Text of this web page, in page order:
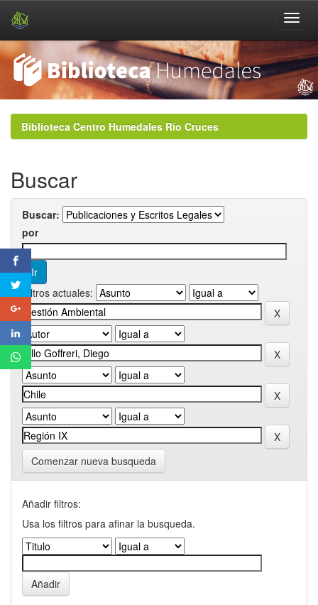
navigationBiblioteca Centro Humedales Río Cruces
Buscar
Buscar:
por
Filtros actuales:
Comenzar nueva busqueda
Añadir filtros:
Usa los filtros para afinar la busqueda.